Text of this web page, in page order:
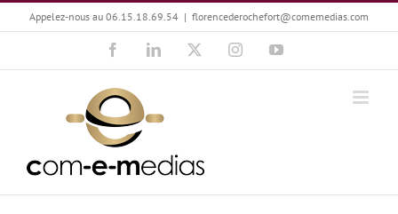
Passer
au
Appelez-nous au 06.15.18.69.54 | florencederochefort@comemedias.com
FacebookLinkedIn InstagramYouTube